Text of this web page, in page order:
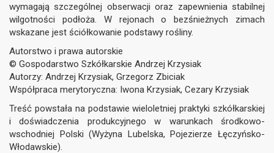
wymagają szczególnej obserwacji oraz zapewnienia stabilnej
wilgotności podłoża. W rejonach o bezśnieżnych zimach
wskazane jest ściółkowanie podstawy rośliny.
Autorstwo i prawa autorskie
© Gospodarstwo Szkółkarskie Andrzej Krzysiak
Autorzy: Andrzej Krzysiak, Grzegorz Zbiciak
Współpraca merytoryczna: Iwona Krzysiak, Cezary Krzysiak
Treść powstała na podstawie wieloletniej praktyki szkółkarskiej
i doświadczenia produkcyjnego w warunkach środkowo-
wschodniej Polski (Wyżyna Lubelska, Pojezierze Łęczyńsko-
Włodawskie).